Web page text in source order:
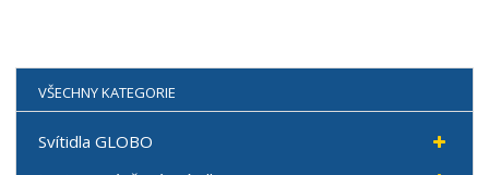
VŠECHNY KATEGORIE
Svítidla GLOBO